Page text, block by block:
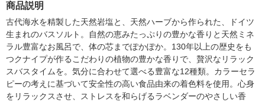
（3包） クナイプジャ
パン
商品説明
古代海水を精製した天然岩塩と、天然ハーブから作られた、ドイツ
生まれのバスソルト。自然の恵みたっぷりの豊かな香りと天然ミネ
ラル豊富なお風呂で、体の芯までぽかぽか。130年以上の歴史をも
つクナイプが作るこだわりの植物の豊かな香りで、贅沢なリラック
スバスタイムを。気分に合わせて選べる豊富な12種類。カラーセラ
ピーの考えに基づいて安全性の高い食品由来の着色料を使用。心身
をリラックスさせ、ストレスを和らげるラベンダーのやさしい香